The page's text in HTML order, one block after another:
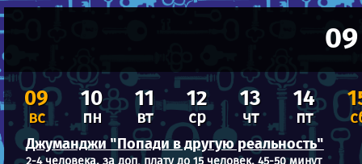
09
09
вс
10
пн
11
вт
12
ср
13
чт
14
пт
Джуманджи "Попади в другую реальность"
2-4 человека, за доп. плату до 15 человек, 45-50 минут